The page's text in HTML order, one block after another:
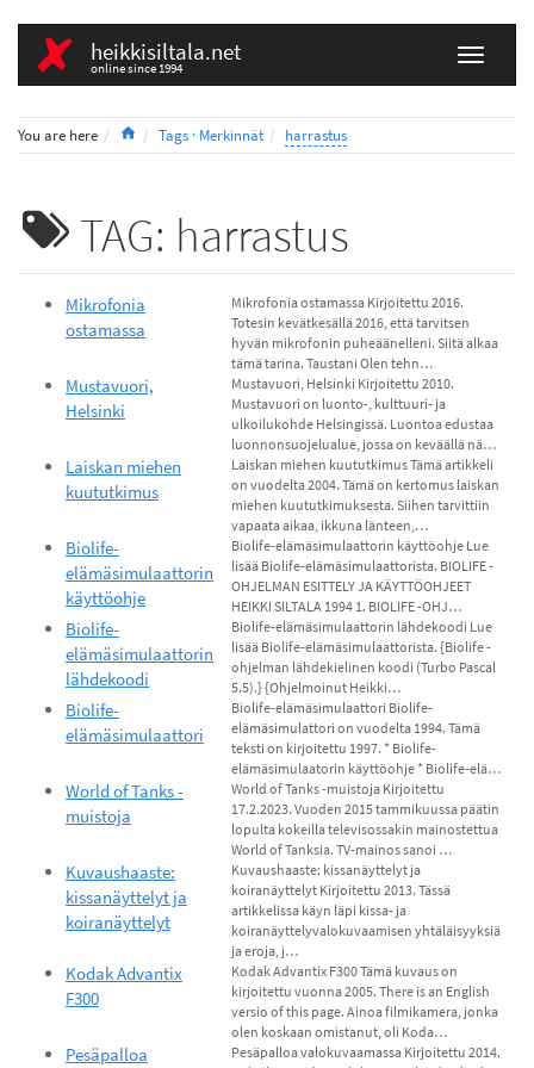
heikkisiltala.net
online since 1994
You are here HomeTags · Merkinnät harrastus
TAG: harrastus
Mikrofonia
ostamassa
Mikrofonia ostamassa Kirjoitettu 2016.
Totesin kevätkesällä 2016, että tarvitsen
hyvän mikrofonin puheäänelleni. Siitä alkaa
tämä tarina. Taustani Olen tehn…
Mustavuori,
Helsinki
Mustavuori, Helsinki Kirjoitettu 2010.
Mustavuori on luonto-, kulttuuri- ja
ulkoilukohde Helsingissä. Luontoa edustaa
luonnonsuojelualue, jossa on keväällä nä…
Laiskan miehen
kuututkimus
Laiskan miehen kuututkimus Tämä artikkeli
on vuodelta 2004. Tämä on kertomus laiskan
miehen kuututkimuksesta. Siihen tarvittiin
vapaata aikaa, ikkuna länteen,…
Biolife-
elämäsimulaattorin
käyttöohje
Biolife-elämäsimulaattorin käyttöohje Lue
lisää Biolife-elämäsimulaattorista. BIOLIFE -
OHJELMAN ESITTELY JA KÄYTTÖOHJEET
HEIKKI SILTALA 1994 1. BIOLIFE -OHJ…
Biolife-
elämäsimulaattorin
lähdekoodi
Biolife-elämäsimulaattorin lähdekoodi Lue
lisää Biolife-elämäsimulaattorista. {Biolife -
ohjelman lähdekielinen koodi (Turbo Pascal
5.5).} {Ohjelmoinut Heikki…
Biolife-
elämäsimulaattori
Biolife-elämäsimulaattori Biolife-
elämäsimulattori on vuodelta 1994. Tämä
teksti on kirjoitettu 1997. * Biolife-
elämäsimulaatorin käyttöohje * Biolife-elä…
World of Tanks -
muistoja
World of Tanks -muistoja Kirjoitettu
17.2.2023. Vuoden 2015 tammikuussa päätin
lopulta kokeilla televisossakin mainostettua
World of Tanksia. TV-mainos sanoi …
Kuvaushaaste:
kissanäyttelyt ja
koiranäyttelyt
Kuvaushaaste: kissanäyttelyt ja
koiranäyttelyt Kirjoitettu 2013. Tässä
artikkelissa käyn läpi kissa- ja
koiranäyttelyvalokuvaamisen yhtäläisyyksiä
ja eroja, j…
Kodak Advantix
F300
Kodak Advantix F300 Tämä kuvaus on
kirjoitettu vuonna 2005. There is an English
versio of this page. Ainoa filmikamera, jonka
olen koskaan omistanut, oli Koda…
Pesäpalloa
Pesäpalloa valokuvaamassa Kirjoitettu 2014.